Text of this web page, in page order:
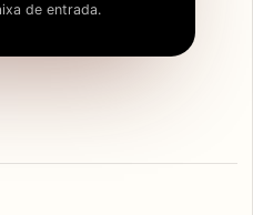
de entrada.